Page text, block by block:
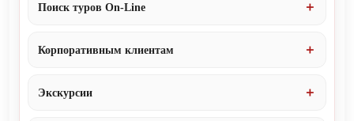
Поиск туров On-Line
Корпоративным клиентам
Экскурсии